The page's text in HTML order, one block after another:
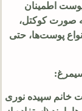
اطمینان
صورت کوکتل،
پوست‌ها، حتی